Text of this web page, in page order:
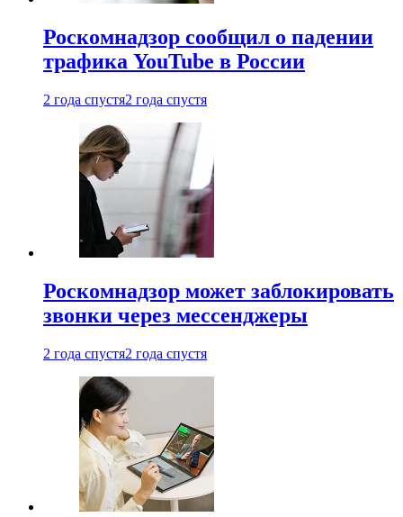
Роскомнадзор сообщил о падении
трафика YouTube в России
2 года спустя2 года спустя
Роскомнадзор может заблокировать
звонки через мессенджеры
2 года спустя2 года спустя